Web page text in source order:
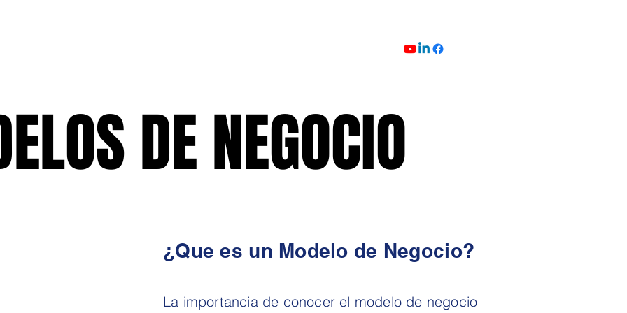
DE NEGOCIO
DE NEGOCIO
¿Que es un Modelo de Negocio?
La importancia de conocer el modelo de negocio